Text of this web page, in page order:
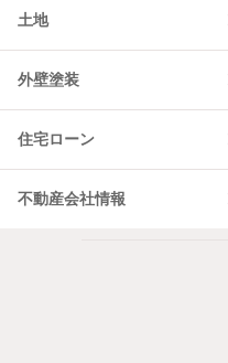
土地
外壁塗装
住宅ローン
不動産会社情報